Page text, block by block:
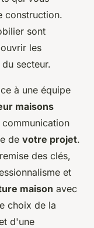
construction.
sont
les
secteur.
à une équipe
maisons
de votre projet.
des clés,
et
maison avec
choix de la
d'une